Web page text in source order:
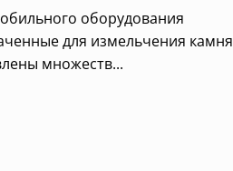
оборудования
для измельчения камня
множеств...